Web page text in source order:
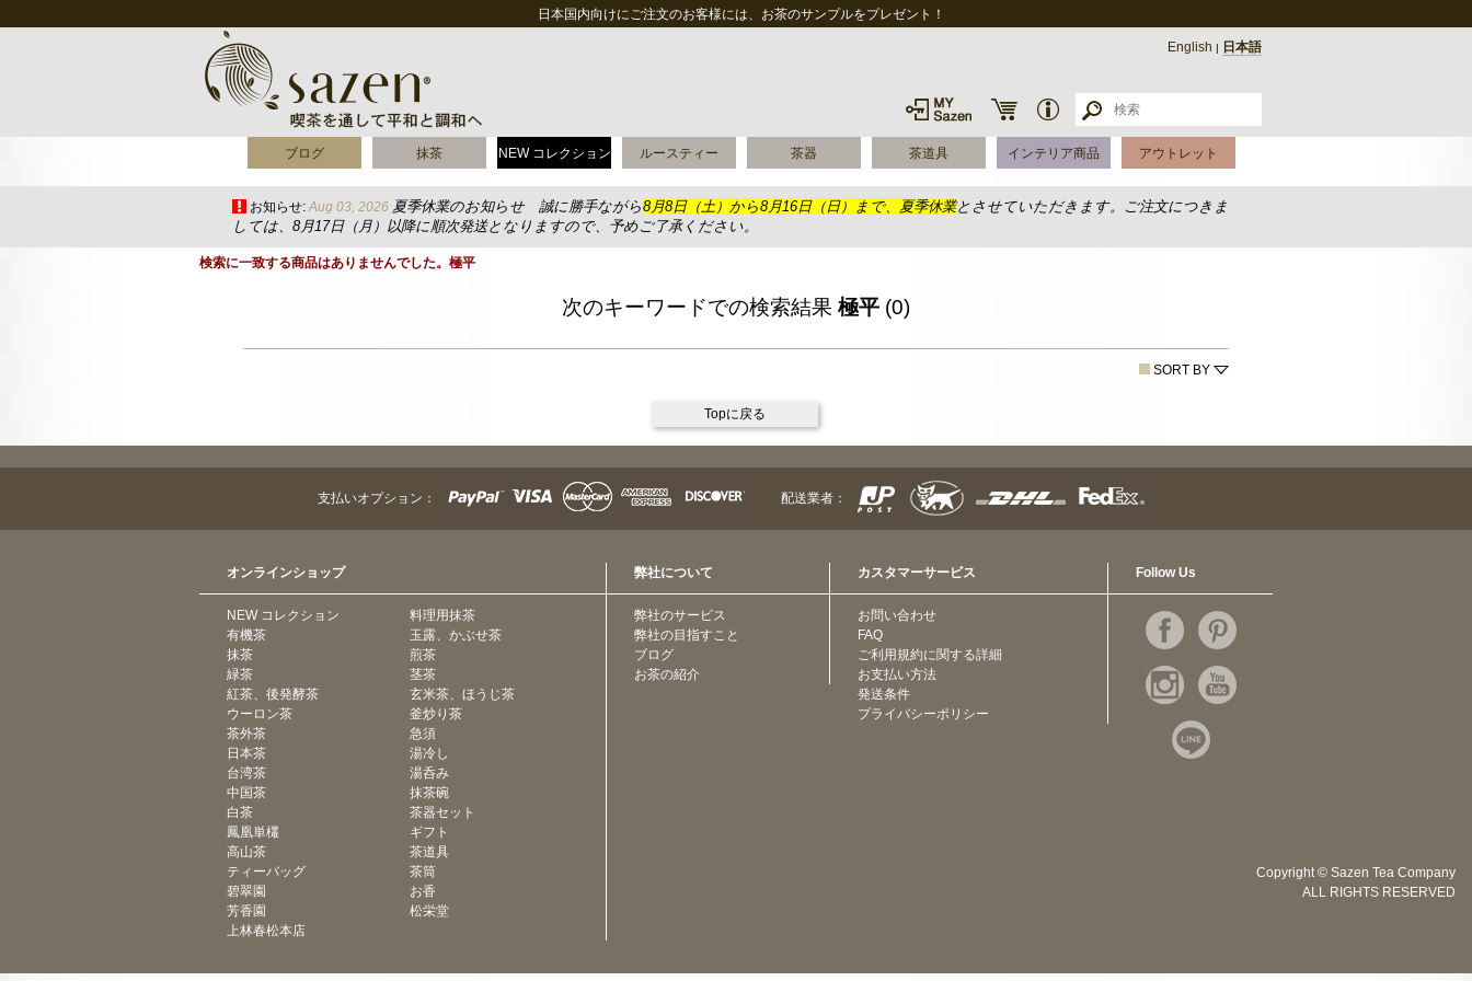
日本国内向けにご注文のお客様には、お茶のサンプルをプレゼント！
English | 日本語
ブログ 抹茶 NEW コレクション ルースティー 茶器 茶道具 インテリア商品 アウトレット
お知らせ: Aug 03, 2026 夏季休業のお知らせ 誠に勝手ながら8月8日（土）から8月16日（日）まで、夏季休業とさせていただきます。ご注文につきま
しては、8月17日（月）以降に順次発送となりますので、予めご了承ください。
検索に一致する商品はありませんでした。極平
次のキーワードでの検索結果 極平 (0)
SORT BY
Topに戻る
支払いオプション： 配送業者：
オンラインショップ
NEW コレクション
有機茶
抹茶
緑茶
紅茶、後発酵茶
ウーロン茶
茶外茶
日本茶
台湾茶
中国茶
白茶
鳳凰単欉
高山茶
ティーバッグ
碧翠園
芳香園
上林春松本店
料理用抹茶
玉露、かぶせ茶
煎茶
茎茶
玄米茶、ほうじ茶
釜炒り茶
急須
湯冷し
湯呑み
抹茶碗
茶器セット
ギフト
茶道具
茶筒
お香
松栄堂
弊社について
弊社のサービス
弊社の目指すこと
ブログ
お茶の紹介
カスタマーサービス
お問い合わせ
FAQ
ご利用規約に関する詳細
お支払い方法
発送条件
プライバシーポリシー
Follow Us
Copyright © Sazen Tea Company
ALL RIGHTS RESERVED